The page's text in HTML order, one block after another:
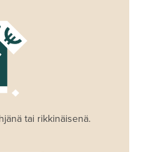
tai rikkinäisenä.